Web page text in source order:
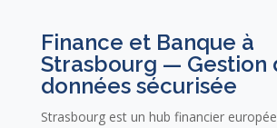
Finance et Banque à
Strasbourg — Gestion
données sécurisée
Strasbourg est un hub financier